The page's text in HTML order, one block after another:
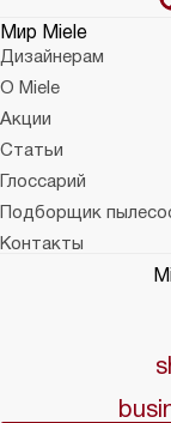
Мир Miele
Дизайнерам
О Miele
Акции
Статьи
Глоссарий
Подборщик
Контакты